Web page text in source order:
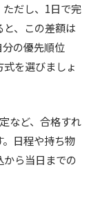
だし、1日で完
、この差額は
の優先順位
式を選びましょ
など、合格すれ
日程や持ち物
から当日までの